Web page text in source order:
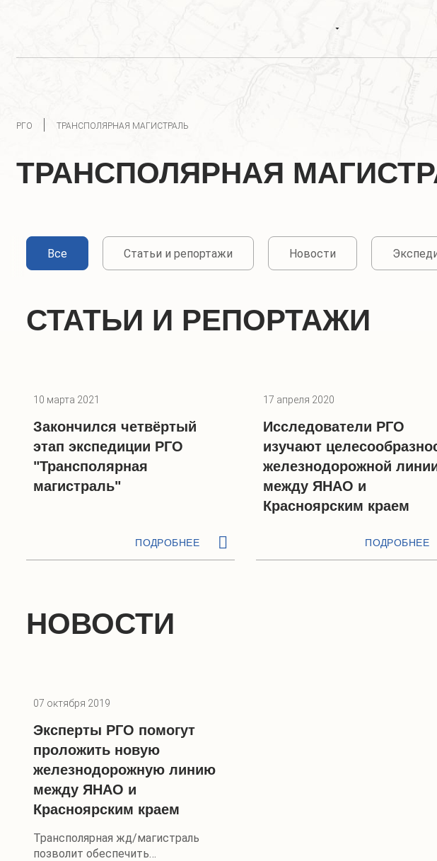
РГО ТРАНСПОЛЯРНАЯ МАГИСТРАЛЬ
ТРАНСПОЛЯРНАЯ
Все Статьи и репортажи Новости
СТАТЬИ И РЕПОРТАЖИ
10 марта 2021
Закончился четвёртый
этап экспедиции РГО
"Трансполярная
магистраль"
ПОДРОБНЕЕ
17 апреля 2020
Исследователи РГО
изучают
железнодорожной
между ЯНАО и
Красноярским краем
ПОДРОБНЕЕ
НОВОСТИ
07 октября 2019
Эксперты РГО помогут
проложить новую
железнодорожную линию
между ЯНАО и
Красноярским краем
Трансполярная жд/магистраль
позволит обеспечить